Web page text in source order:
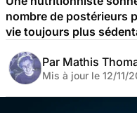
nombre de postérieurs
vie toujours plus
Par Mathis
Mis à jour le 12/11/